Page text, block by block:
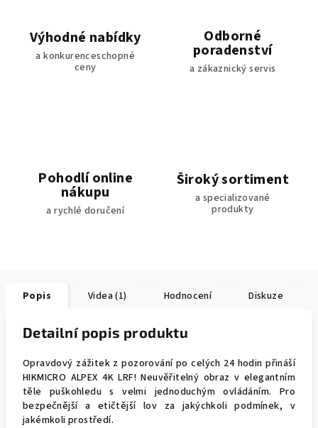
Výhodné nabídky
a konkurenceschopné
ceny
Odborné
poradenství
a zákaznický servis
Pohodlí online
nákupu
a rychlé doručení
Široký sortiment
a specializované
produkty
Popis Videa (1) Hodnocení Diskuze
Detailní popis produktu
Opravdový zážitek z pozorování po celých 24 hodin přináší
HIKMICRO ALPEX 4K LRF! Neuvěřitelný obraz v elegantním
těle puškohledu s velmi jednoduchým ovládáním. Pro
bezpečnější a etičtější lov za jakýchkoli podmínek, v
jakémkoli prostředí.